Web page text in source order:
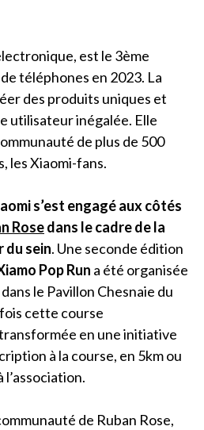
est le 3ème
téléphones en 2023. La
des produits uniques et
utilisateur inégalée. Elle
de plus de 500
les Xiaomi-fans.
s’est engagé aux côtés
Rosedans le cadre de la
du sein. Une seconde édition
Pop Run a été organisée
le Pavillon Chesnaie du
cette course
en une initiative
à la course, en 5km ou
l’association.
de Ruban Rose,